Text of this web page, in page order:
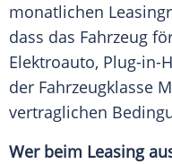
monatlichen
dass das Fahrzeug
Elektroauto, Plug-in-
der Fahrzeugklasse
vertraglichen
Wer beim Leasing